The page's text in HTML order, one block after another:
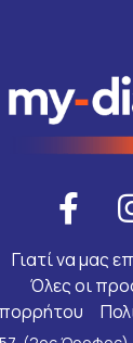
Γιατί να μας
Όλες οι